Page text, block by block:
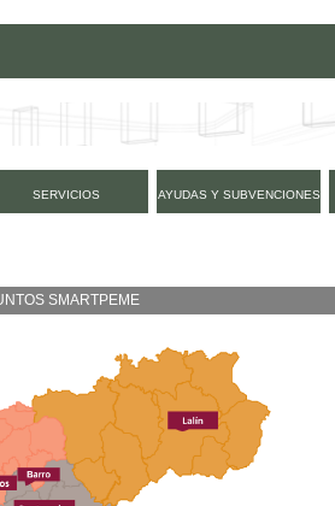
SERVICIOS AYUDAS Y SUBVENCIONES
SMARTPEME